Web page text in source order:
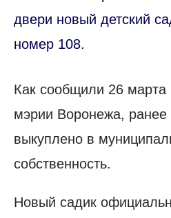
двери новый детский
номер 108.
Как сообщили 26 марта
мэрии Воронежа,
выкуплено в
собственность.
Новый садик